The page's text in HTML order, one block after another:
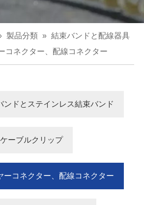
製品分類 » 結束バンドと配線器具
コネクター、配線コネクター
ンドとステインレス結束バンド
ケーブルクリップ
ーコネクター、配線コネクター